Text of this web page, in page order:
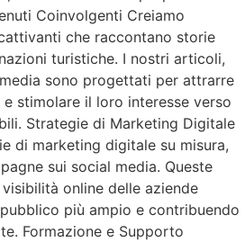
Coinvolgenti Creiamo
che raccontano storie
turistiche. I nostri articoli,
sono progettati per attrarre
e stimolare il loro interesse verso
Strategie di Marketing Digitale
di marketing digitale su misura,
sui social media. Queste
online delle aziende
più ampio e contribuendo
Formazione e Supporto